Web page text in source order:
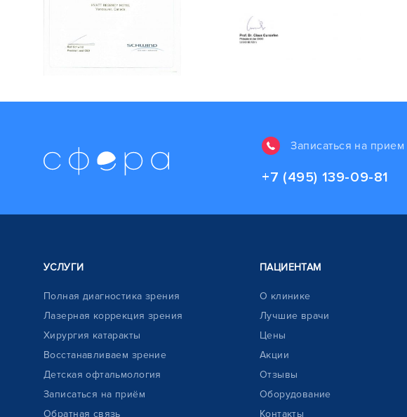
Записаться на прием
+7 (495) 139-09-81
УСЛУГИ
Полная диагностика зрения
Лазерная коррекция зрения
Хирургия катаракты
Восстанавливаем зрение
Детская офтальмология
Записаться на приём
Обратная связь
ПАЦИЕНТАМ
О клинике
Лучшие врачи
Цены
Акции
Отзывы
Оборудование
Контакты